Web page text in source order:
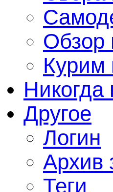
Обзор
Курим
Никогда
Другое
Логин
Архив
Теги